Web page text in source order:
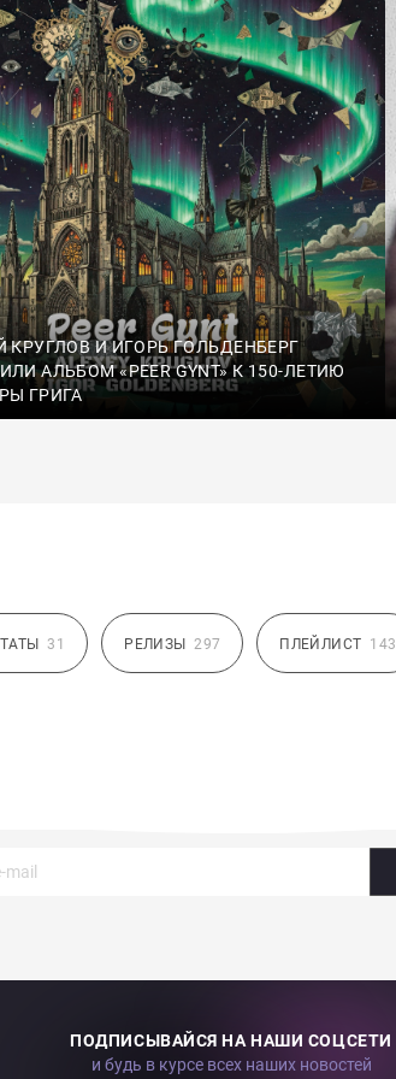
КРУГЛОВ И ИГОРЬ ГОЛЬДЕНБЕРГ
АЛЬБОМ «PEER GYNT» К 150-ЛЕТИЮ
ГРИГА
31 РЕЛИЗЫ 297 ПЛЕЙЛИСТ 143
ПОДПИСЫВАЙСЯ НА НАШИ СОЦСЕТИ
и будь в курсе всех наших новостей